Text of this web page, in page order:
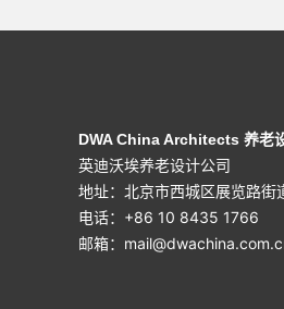
DWA China Architects 养老
英迪沃埃养老设计公司
地址：北京市西城区展览路
电话：+86 10 8435 1766
邮箱：